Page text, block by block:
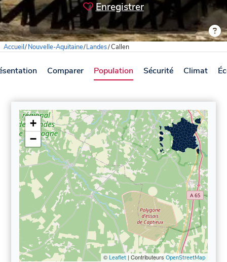
Enregistrer
Accueil/Nouvelle-Aquitaine/Landes/Callen
Comparer Population Sécurité Climat
+
−
© Leaflet| Contributeurs OpenStreetMap